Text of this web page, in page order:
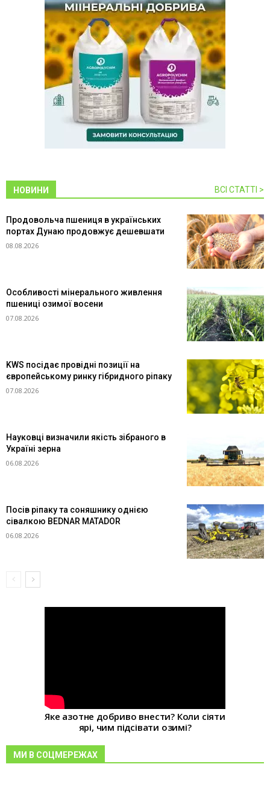
НОВИНИ ВСІ СТАТТІ >
Продовольча пшениця в українських
портах Дунаю продовжує дешевшати
08.08.2026
Особливості мінерального живлення
пшениці озимої восени
07.08.2026
KWS посідає провідні позиції на
європейському ринку гібридного ріпаку
07.08.2026
Науковці визначили якість зібраного в
Україні зерна
06.08.2026
Посів ріпаку та соняшнику однією
сівалкою BEDNAR MATADOR
06.08.2026
Яке азотне добриво внести? Коли сіяти
ярі, чим підсівати озимі?
МИ В СОЦМЕРЕЖАХ